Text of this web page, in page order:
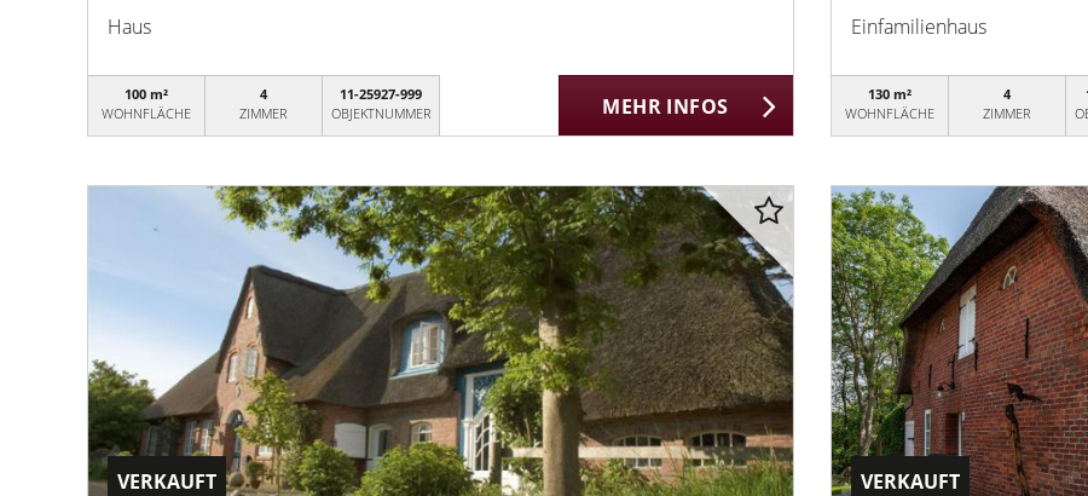
Haus
100 m²
WOHNFLÄCHE
4
ZIMMER
11-25927-999
OBJEKTNUMMER
MEHR INFOS
Einfamilienhaus
130 m²
WOHNFLÄCHE
4
ZIMMER
VERKAUFT VERKAUFT